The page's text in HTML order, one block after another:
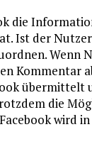
die
Ist der
Kommentar
übermittelt
die
wird